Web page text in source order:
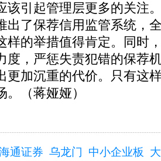
该引起管理层更多的关注
出了保荐信用监管系统，
样的举措值得肯定。同时
度，严惩失责犯错的保荐
更加沉重的代价。只有这
（蒋娅娅）
通证券 乌龙门 中小企业板